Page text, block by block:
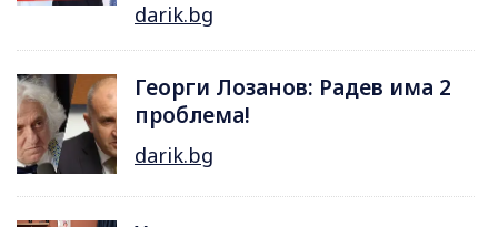
darik.bg
Георги Лозанов: Радев има 2
проблема!
darik.bg